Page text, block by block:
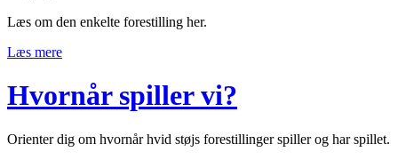
Læs om den enkelte forestilling her.
Læs mere
Hvornår spiller vi?
Orienter dig om hvornår hvid støjs forestillinger spiller og har spillet.